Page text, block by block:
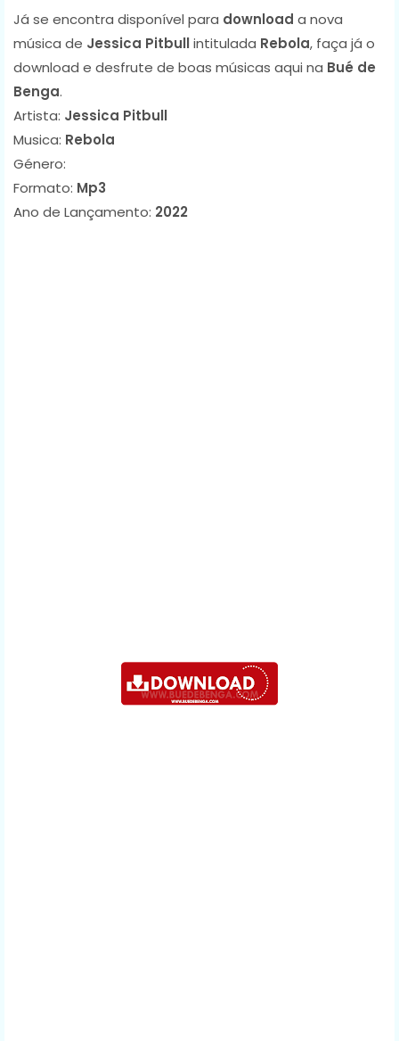
Já se encontra disponível para download a nova
música de Jessica Pitbullintitulada Rebola, faça já o
download e desfrute de boas músicas aqui na Bué de
Benga.
Artista: Jessica Pitbull
Musica: Rebola
Género:
Formato: Mp3
Ano de Lançamento: 2022